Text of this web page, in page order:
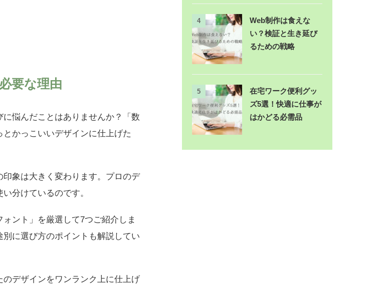
要な理由
悩んだことはありませんか？「数
かっこいいデザインに仕上げた
象は大きく変わります。プロのデ
分けているのです。
ント」を厳選して7つご紹介しま
に選び方のポイントも解説してい
デザインをワンランク上に仕上げ
4
Web制作は食えな
い？検証と生き延び
るための戦略
5
在宅ワーク便利グッ
ズ5選！快適に仕事が
はかどる必需品